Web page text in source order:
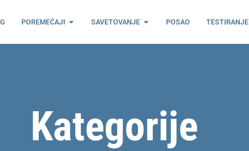
POREMEĆAJI Open Poremećaji
SAVETOVANJE Open Savetovanje
POSAO TESTIRANJE
Kategorije